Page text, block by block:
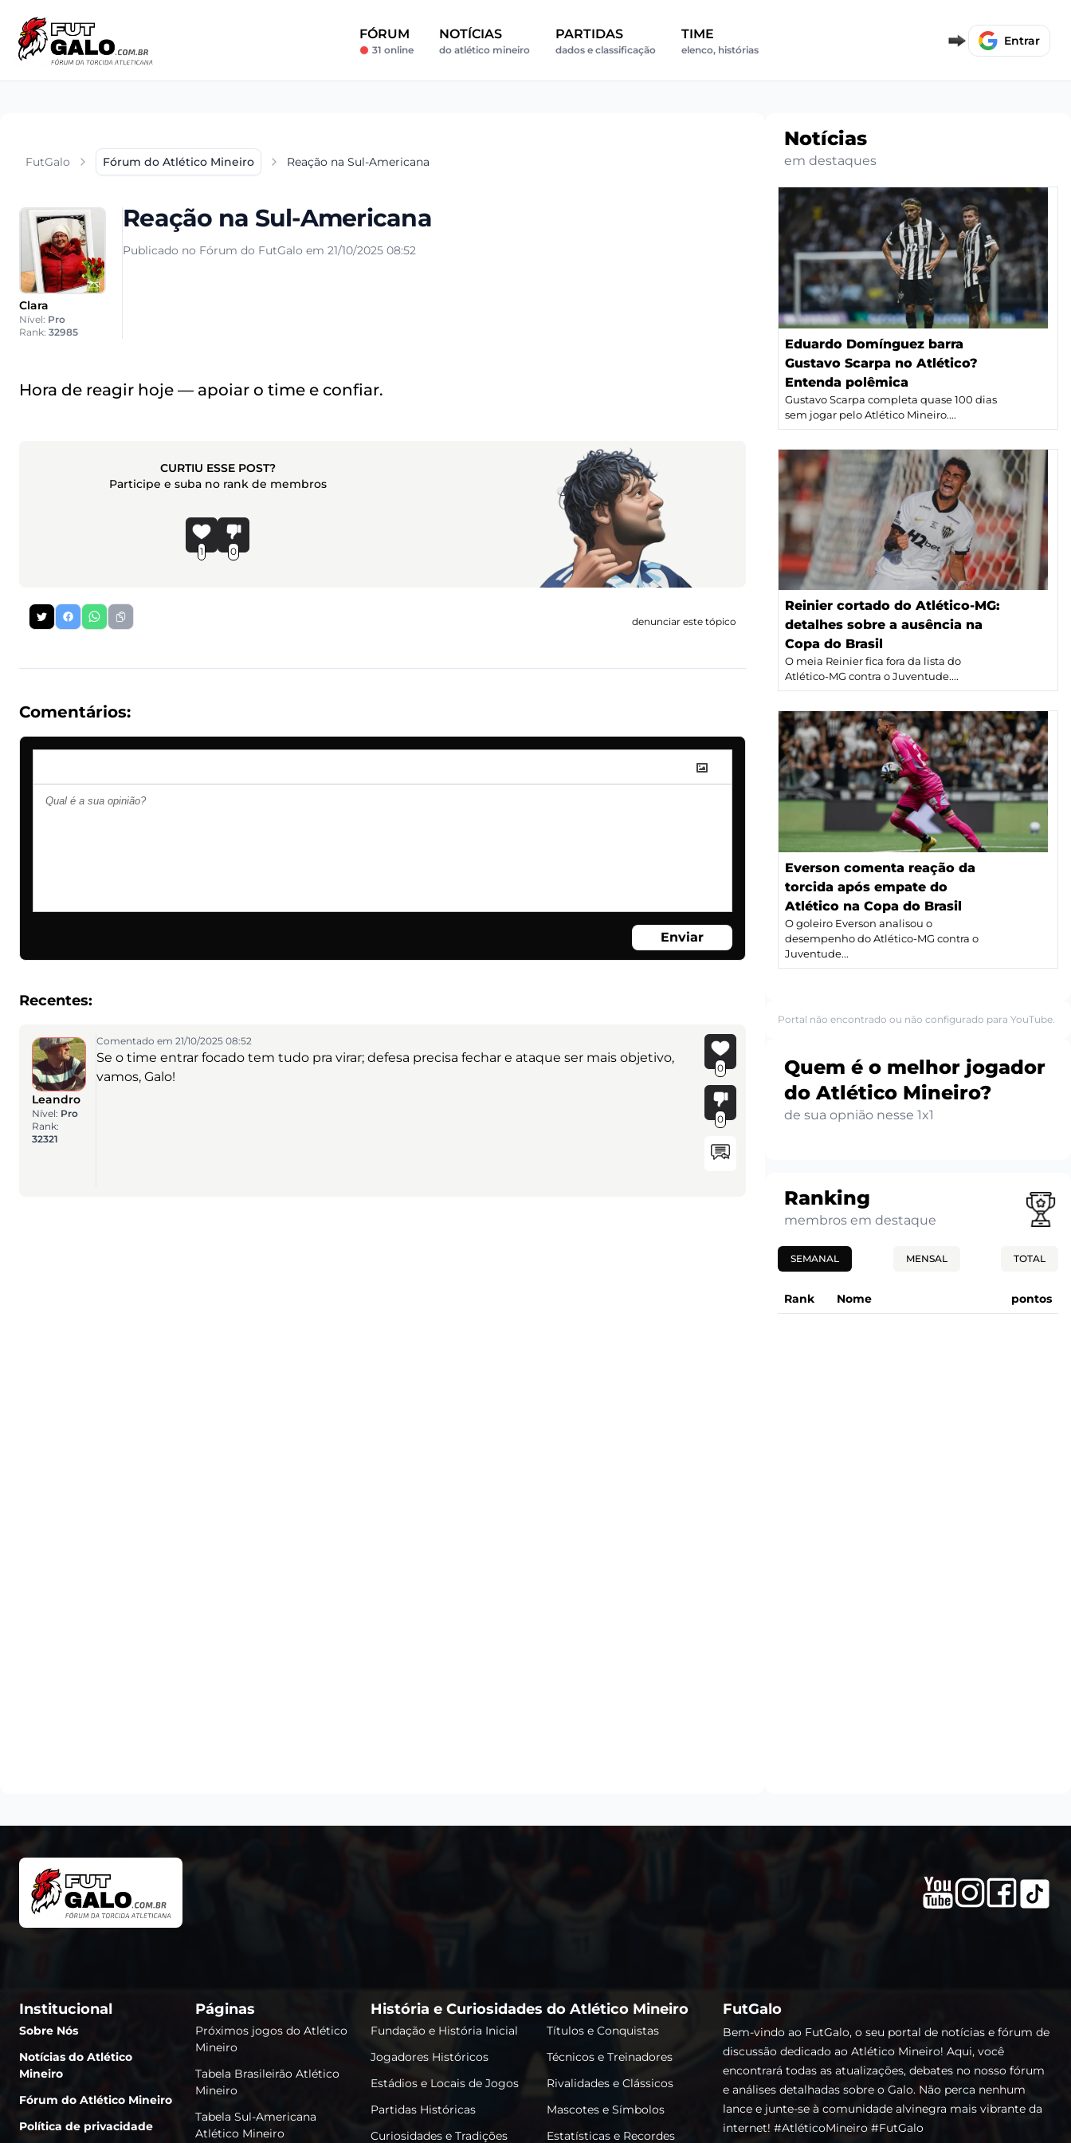
FÓRUM
31 online
NOTÍCIAS
do atlético mineiro
PARTIDAS
dados e classificação
TIME
elenco, histórias
Entrar
FutGalo Fórum do Atlético Mineiro Reação na Sul-Americana
Clara
Nível: Pro
Rank: 32985
Reação na Sul-Americana
Publicado no Fórum do FutGalo em 21/10/2025 08:52
Hora de reagir hoje — apoiar o time e confiar.
CURTIU ESSE POST?
Participe e suba no rank de membros
1 0
denunciar este tópico
Comentários:
Enviar
Recentes:
Leandro
Nível: Pro
Rank:
32321
Comentado em 21/10/2025 08:52
Se o time entrar focado tem tudo pra virar; defesa precisa fechar e ataque ser mais objetivo,
vamos, Galo!
0
0
Notícias
em destaques
Eduardo Domínguez barra
Gustavo Scarpa no Atlético?
Entenda polêmica
Gustavo Scarpa completa quase 100 dias
sem jogar pelo Atlético Mineiro....
Reinier cortado do Atlético-MG:
detalhes sobre a ausência na
Copa do Brasil
O meia Reinier fica fora da lista do
Atlético-MG contra o Juventude....
Everson comenta reação da
torcida após empate do
Atlético na Copa do Brasil
O goleiro Everson analisou o
desempenho do Atlético-MG contra o
Juventude...
Portal não encontrado ou não configurado para YouTube.
Quem é o melhor jogador
do Atlético Mineiro?
de sua opnião nesse 1x1
Ranking
membros em destaque
SEMANAL MENSAL TOTAL
Rank Nome pontos
Institucional
Sobre Nós
Notícias do Atlético
Mineiro
Fórum do Atlético Mineiro
Política de privacidade
Páginas
Próximos jogos do Atlético
Mineiro
Tabela Brasileirão Atlético
Mineiro
Tabela Sul-Americana
Atlético Mineiro
História e Curiosidades do Atlético Mineiro
Fundação e História Inicial
Títulos e Conquistas
Jogadores Históricos
Técnicos e Treinadores
Estádios e Locais de Jogos
Rivalidades e Clássicos
Partidas Históricas
Mascotes e Símbolos
Curiosidades e Tradições
Estatísticas e Recordes
FutGalo
Bem-vindo ao FutGalo, o seu portal de notícias e fórum de
discussão dedicado ao Atlético Mineiro! Aqui, você
encontrará todas as atualizações, debates no nosso fórum
e análises detalhadas sobre o Galo. Não perca nenhum
lance e junte-se à comunidade alvinegra mais vibrante da
internet! #AtléticoMineiro #FutGalo